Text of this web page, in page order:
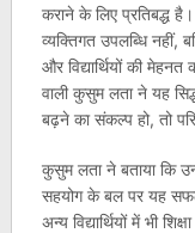
कराने के लिए प्रतिबद्ध
व्यक्तिगत उपलब्धि नहीं,
और विद्यार्थियों की
वाली कुसुम लता ने यह
बढ़ने का संकल्प हो, तो
कुसुम लता ने बताया कि
सहयोग के बल पर यह
अन्य विद्यार्थियों में भी